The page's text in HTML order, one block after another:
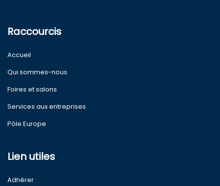
Raccourcis
Accueil
Qui sommes-nous
Foires et salons
Services aux entreprises
Pôle Europe
Lien utiles
Adhérer